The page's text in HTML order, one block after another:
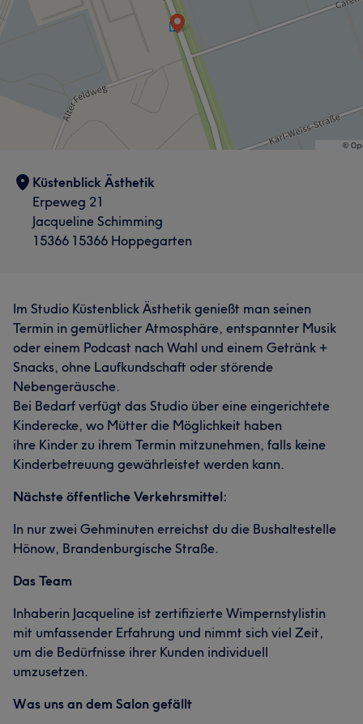
Küstenblick Ästhetik
Erpeweg 21
Jacqueline Schimming
15366 15366 Hoppegarten
Im Studio Küstenblick Ästhetik genießt man seinen
Termin in gemütlicher Atmosphäre, entspannter Musik
oder einem Podcast nach Wahl und einem Getränk +
Snacks, ohne Laufkundschaft oder störende
Nebengeräusche.
Bei Bedarf verfügt das Studio über eine eingerichtete
Kinderecke, wo Mütter die Möglichkeit haben
ihre Kinder zu ihrem Termin mitzunehmen, falls keine
Kinderbetreuung gewährleistet werden kann.
Nächste öffentliche Verkehrsmittel:
In nur zwei Gehminuten erreichst du die Bushaltestelle
Hönow, Brandenburgische Straße.
Das Team
Inhaberin Jacqueline ist zertifizierte Wimpernstylistin
mit umfassender Erfahrung und nimmt sich viel Zeit,
um die Bedürfnisse ihrer Kunden individuell
umzusetzen.
Was uns an dem Salon gefällt